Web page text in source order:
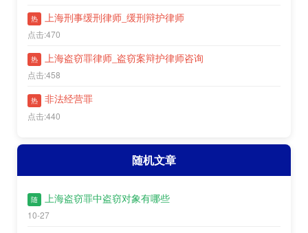
热 上海刑事缓刑律师_缓刑辩护律师
点击:470
热 上海盗窃罪律师_盗窃案辩护律师咨询
点击:458
热 非法经营罪
点击:440
随机文章
随 上海盗窃罪中盗窃对象有哪些
10-27